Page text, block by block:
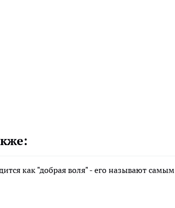
как "добрая воля" - его называют самым